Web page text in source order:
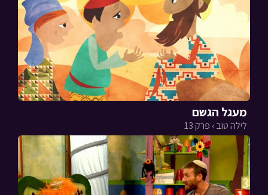
מעגל הגשם
לילה טוב › פרק 13